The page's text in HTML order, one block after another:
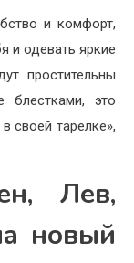
и комфорт,
и одевать яркие
простительны
блестками, это
своей тарелке»,
Лев,
новый